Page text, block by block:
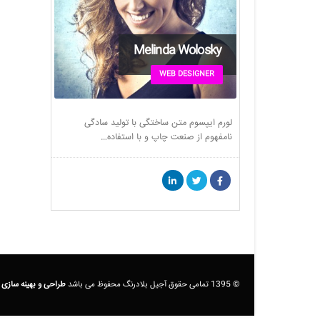
Melinda Wolosky
WEB DESIGNER
لورم ایپسوم متن ساختگی با تولید سادگی
نامفهوم از صنعت چاپ و با استفاده…
© 1395 تمامی حقوق آجیل بلادرنگ محفوظ می باشد طراحی و بهینه